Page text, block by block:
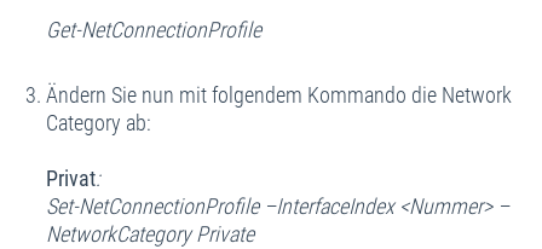
Get-NetConnectionProfile
Ändern Sie nun mit folgendem Kommando die Network
Category ab:
Privat:
Set-NetConnectionProfile –InterfaceIndex <Nummer> –
NetworkCategory Private